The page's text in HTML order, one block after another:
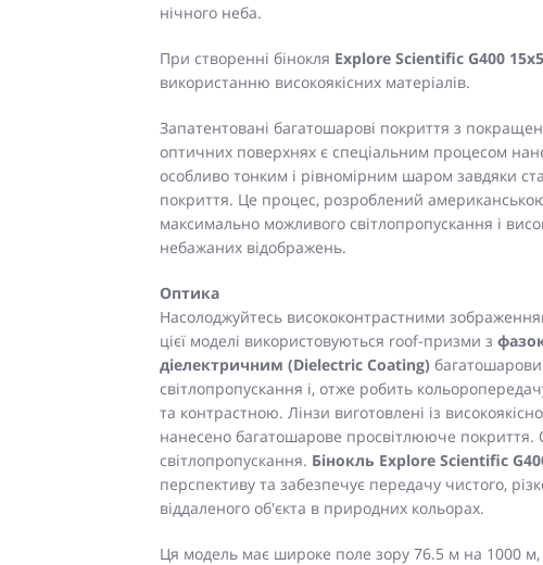
нічного неба.
При створенні бінокля Explore Scientific G400
використанню високоякісних матеріалів.
Запатентовані багатошарові покриття з
оптичних поверхнях є спеціальним процесом
особливо тонким і рівномірним шаром завдяки
покриття. Це процес, розроблений
максимально можливого світлопропускання і
небажаних відображень.
Оптика
Насолоджуйтесь висококонтрастними
цієї моделі використовуються roof-призми з
діелектричним (Dielectric Coating)
світлопропускання і, отже робить
та контрастною. Лінзи виготовлені із
нанесено багатошарове просвітлююче покриття.
світлопропускання. Бінокль Explore Scientific
перспективу та забезпечує передачу чистого,
віддаленого об'єкта в природних кольорах.
Ця модель має широке поле зору 76.5 м на 1000